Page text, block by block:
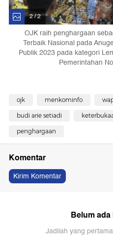
2 / 2
OJK raih penghargaan
Terbaik Nasional pada
Publik 2023 pada kategori
Pemerintahan
ojk menkominfo
budi arie setiadi
penghargaan
Komentar
Kirim Komentar
Belum
Jadilah yang